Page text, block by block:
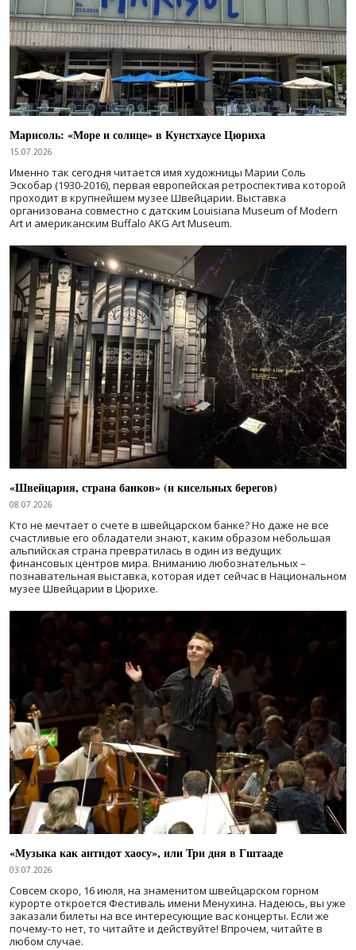
Марисоль: «Море и солнце» в Кунстхаусе Цюриха
15.07.2026
Именно так сегодня читается имя художницы Марии Соль
Эскобар (1930-2016), первая европейская ретроспектива которой
проходит в крупнейшем музее Швейцарии. Выставка
организована совместно с датским Louisiana Museum of Modern
Art и американским Buffalo AKG Art Museum.
«Швейцария, страна банков» (и кисельных берегов)
08.07.2026
Кто не мечтает о счете в швейцарском банке? Но даже не все
счастливые его обладатели знают, каким образом небольшая
альпийская страна превратилась в один из ведущих
финансовых центров мира. Вниманию любознательных –
познавательная выставка, которая идет сейчас в Национальном
музее Швейцарии в Цюрихе.
«Музыка как антидот хаосу», или Три дня в Гштааде
03.07.2026
Совсем скоро, 16 июля, на знаменитом швейцарском горном
курорте откроется Фестиваль имени Менухина. Надеюсь, вы уже
заказали билеты на все интересующие вас концерты. Если же
почему-то нет, то читайте и действуйте! Впрочем, читайте в
любом случае.